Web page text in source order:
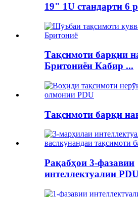
19" 1U стандарти 6
Тақсимоти барқии
Бритониёи Кабир ...
Тақсимоти барқи
Рақабҳои 3-фазавии
интеллектуалии